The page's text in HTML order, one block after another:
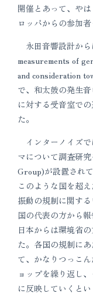
開催とあって、や
ロッパからの参加
永田音響設計か
measurements of
and consideration
で、和太鼓の発生
に対する受音室で
た。
インターノイズで
マについて調査研
Group)が設置され
このような国を超
振動の規制に関す
国の代表の方から
日本からは環境省
た。各国の規制に
て、かなりつっこ
ョップを繰り返し
に反映していくとい